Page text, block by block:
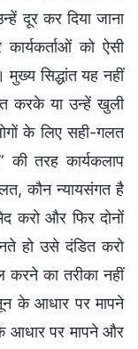
दूर कर दिया जाना
को ऐसी
मुख्य सिद्धांत यह नहीं
करके या उन्हें खुली
के लिए सही-गलत
की तरह कार्यकलाप
कौन न्यायसंगत है
करो और फिर दोनों
हो उसे दंडित करो
का तरीका नहीं
के आधार पर मापने
आधार पर मापने और